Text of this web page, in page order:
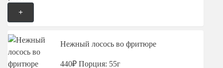
+
Нежный лосось во фритюре
440₽ Порция: 55г